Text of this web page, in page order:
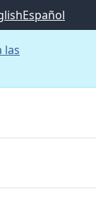
Español
las